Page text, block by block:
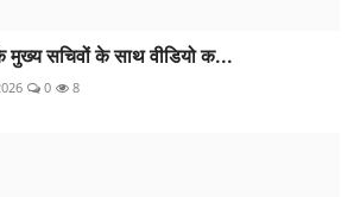
मुख्य सचिवों के साथ वीडियो क...
0 8